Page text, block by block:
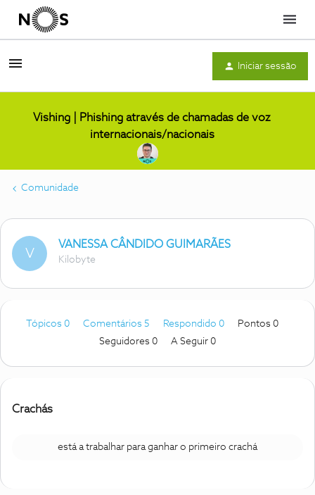
Menu
Iniciar sessão
Vishing | Phishing através de chamadas de voz
internacionais/nacionais
Comunidade
V
VANESSA CÂNDIDO GUIMARÃES
Kilobyte
Tópicos 0 Comentários 5 Respondido 0
Pontos 0
Seguidores 0 A Seguir 0
Crachás
está a trabalhar para ganhar o primeiro crachá